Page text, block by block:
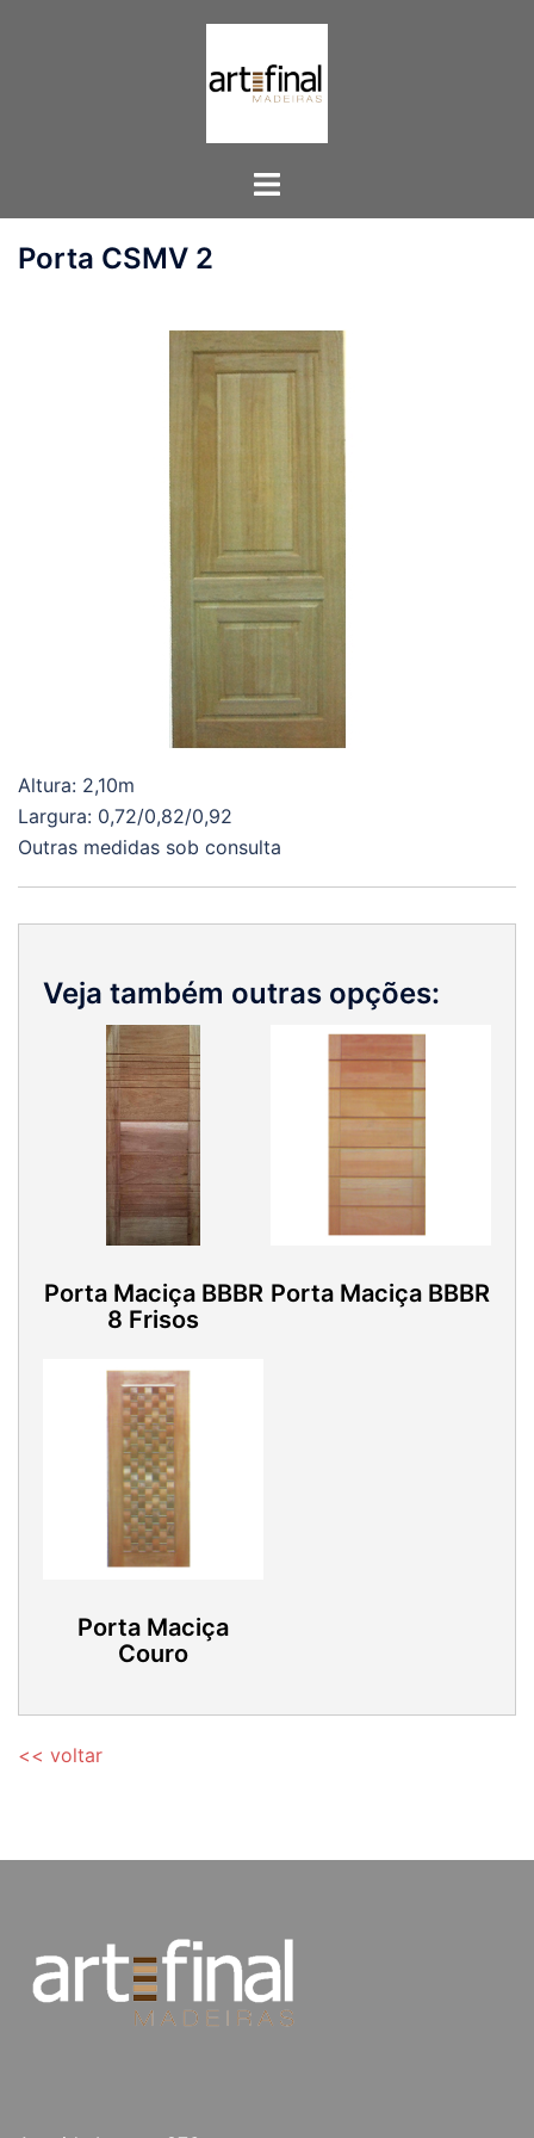
Toggle
Porta CSMV 2
Altura: 2,10m
Largura: 0,72/0,82/0,92
Outras medidas sob consulta
Veja também outras opções:
Porta Maciça BBBR
8 Frisos
Porta Maciça BBBR
Porta Maciça
Couro
<< voltar